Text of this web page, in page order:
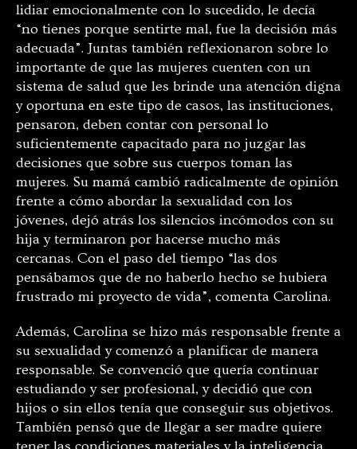
lidiar emocionalmente con lo sucedido, le decía
“no tienes porque sentirte mal, fue la decisión más
adecuada”. Juntas también reflexionaron sobre lo
importante de que las mujeres cuenten con un
sistema de salud que les brinde una atención digna
y oportuna en este tipo de casos, las instituciones,
pensaron, deben contar con personal lo
suficientemente capacitado para no juzgar las
decisiones que sobre sus cuerpos toman las
mujeres. Su mamá cambió radicalmente de opinión
frente a cómo abordar la sexualidad con los
jóvenes, dejó atrás los silencios incómodos con su
hija y terminaron por hacerse mucho más
cercanas. Con el paso del tiempo “las dos
pensábamos que de no haberlo hecho se hubiera
frustrado mi proyecto de vida”, comenta Carolina.
Además, Carolina se hizo más responsable frente a
su sexualidad y comenzó a planificar de manera
responsable. Se convenció que quería continuar
estudiando y ser profesional, y decidió que con
hijos o sin ellos tenía que conseguir sus objetivos.
También pensó que de llegar a ser madre quiere